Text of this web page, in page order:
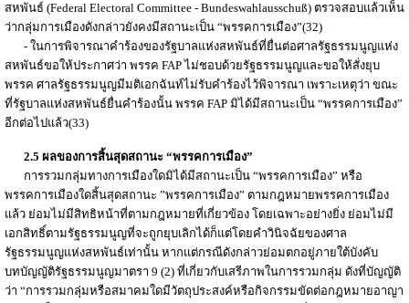
สหพันธ์ (Federal Electoral Committee - Bundeswahlausschuß) ตรวจสอบแล้วเห็น
ว่ากลุ่มการเมืองดังกล่าวยังคงมีสถานะเป็น “พรรคการเมือง”(32)
- ในการพิจารณาคำร้องของรัฐบาลแห่งสหพันธ์ที่ยื่นต่อศาลรัฐธรรมนูญแห่ง
สหพันธ์ขอให้ประกาศว่า พรรค FAP ไม่ชอบด้วยรัฐธรรมนูญและขอให้สั่งยุบ
พรรค ศาลรัฐธรรมนูญมีมติเอกฉันท์ไม่รับคำร้องไว้พิจารณา เพราะเหตุว่า ขณะ
ที่รัฐบาลแห่งสหพันธ์ยื่นคำร้องนั้น พรรค FAP มิได้มีสถานะเป็น “พรรคการเมือง”
อีกต่อไปแล้ว(33)
2.5 ผลของการสิ้นสุดสถานะ “พรรคการเมือง”
การรวมกลุ่มทางการเมืองใดมิได้มีสถานะเป็น “พรรคการเมือง” หรือ
พรรคการเมืองใดสิ้นสุดสถานะ ”พรรคการเมือง” ตามกฎหมายพรรคการเมือง
แล้ว ย่อมไม่มีสิทธิหน้าที่ตามกฎหมายที่เกี่ยวข้อง โดยเฉพาะอย่างยิ่ง ย่อมไม่มี
เอกสิทธิ์ตามรัฐธรรมนูญที่จะถูกยุบเลิกได้ก็แต่โดยคำวินิจฉัยของศาล
รัฐธรรมนูญแห่งสหพันธ์เท่านั้น หากแต่กรณีดังกล่าวย่อมตกอยู่ภายใต้บังคับ
บทบัญญัติรัฐธรรมนูญมาตรา 9 (2) ที่เกี่ยวกับเสรีภาพในการรวมกลุ่ม ดังที่บัญญัติ
ว่า “การรวมกลุ่มหรือสมาคมใดมีวัตถุประสงค์หรือกิจกรรมขัดต่อกฎหมายอาญา